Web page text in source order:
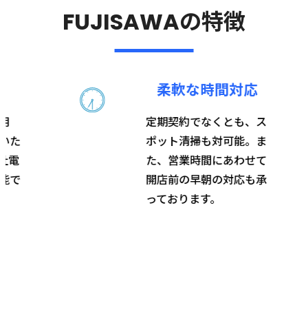
FUJISAWAの特徴
た
電
で
柔軟な時間対応
定期契約でなくとも、ス
ポット清掃も対可能。ま
た、営業時間にあわせて
開店前の早朝の対応も承
っております。